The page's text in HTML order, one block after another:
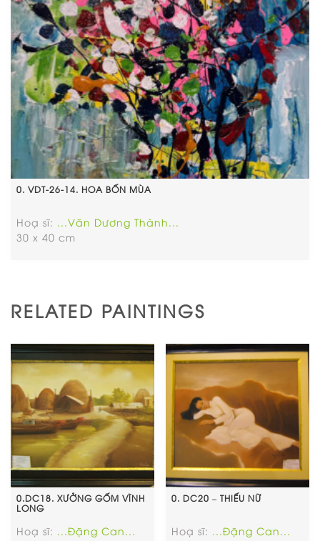
0. VDT-26-14. HOA BỐN MÙA
Hoạ sĩ: ...Văn Dương Thành...
30 x 40 cm
RELATED PAINTINGS
0.DC18. XƯỞNG GỐM VĨNH
LONG
Hoạ sĩ:
...Đặng Can...
0. DC20 – THIẾU NỮ
Hoạ sĩ:
...Đặng Can...